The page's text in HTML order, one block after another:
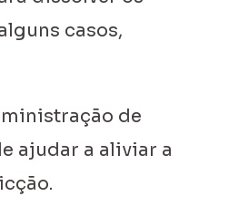
casos,
de
ajudar a aliviar a